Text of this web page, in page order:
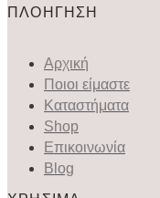
ΠΛΟΗΓΗΣΗ
Αρχική
Ποιοι είμαστε
Καταστήματα
Shop
Επικοινωνία
Blog